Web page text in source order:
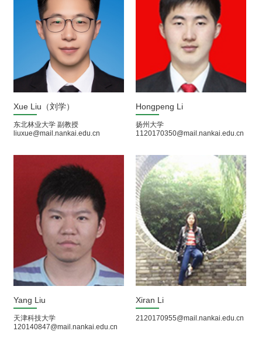
Xue Liu（刘学）
东北林业大学 副教授
liuxue@mail.nankai.edu.cn
Hongpeng Li
扬州大学
1120170350@mail.nankai.edu.cn
Yang Liu
天津科技大学
120140847@mail.nankai.edu.cn
Xiran Li
2120170955@mail.nankai.edu.cn